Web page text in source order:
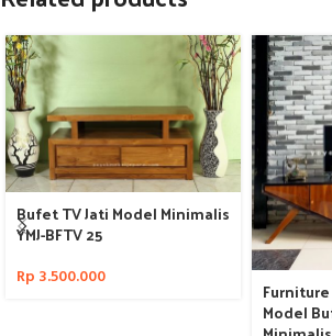
Bufet TV Jati Model Minimalis
YMJ-BFTV 25
Rp 3.500.000
Furniture
Model